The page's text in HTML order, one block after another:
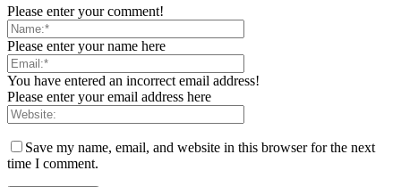
Please enter your comment!
Please enter your name here
You have entered an incorrect email address!
Please enter your email address here
Save my name, email, and website in this browser for the next
time I comment.